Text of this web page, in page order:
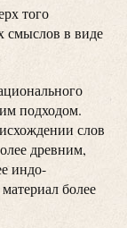
того
смыслов в виде
подходом.
слов
древним,
индо-
более